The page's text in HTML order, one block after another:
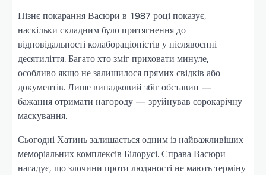
Пізнє покарання Васюри в 1987 році показує,
наскільки складним було притягнення до
відповідальності колабораціоністів у післявоєнні
десятиліття. Багато хто зміг приховати минуле,
особливо якщо не залишилося прямих свідків або
документів. Лише випадковий збіг обставин —
бажання отримати нагороду — зруйнував сорокарічну
маскування.
Сьогодні Хатинь залишається одним із найважливіших
меморіальних комплексів Білорусі. Справа Васюри
нагадує, що злочини проти людяності не мають терміну